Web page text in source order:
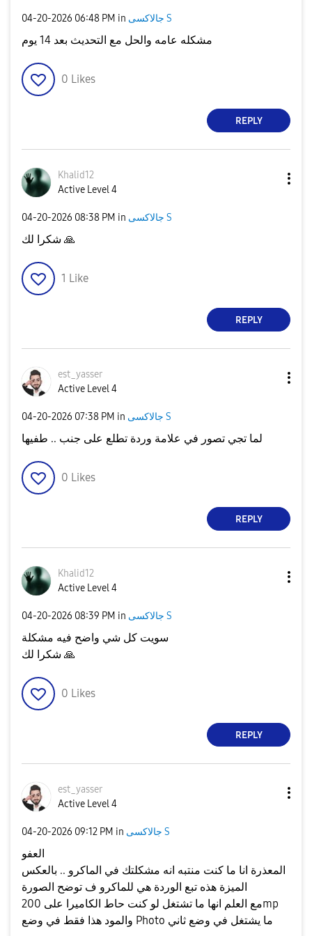
‎04-20-2026 06:48 PM in جالاكسى S
مشكله عامه والحل مع التحديث بعد 14 يوم
0 Likes
REPLY
Khalid12
Active Level 4
‎04-20-2026 08:38 PM in جالاكسى S
🙏
1 Like
REPLY
est_yasser
Active Level 4
‎04-20-2026 07:38 PM in جالاكسى S
لما تجي تصور في علامة وردة تطلع على جنب .. طفيها
0 Likes
REPLY
Khalid12
Active Level 4
‎04-20-2026 08:39 PM in جالاكسى S
سويت كل شي واضح فيه مشكلة
🙏
0 Likes
REPLY
est_yasser
Active Level 4
‎04-20-2026 09:12 PM in جالاكسى S
العفو
المعذرة انا ما كنت منتبه انه مشكلتك في الماكرو .. بالعكس
الميزة هذه تبع الوردة هي للماكرو ف توضح الصورة
مع العلم انها ما تشتغل لو كنت حاط الكاميرا على 200mp
والمود هذا فقط في وضع Photo ما يشتغل في وضع ثاني